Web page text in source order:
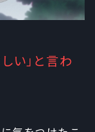
い」と言わ